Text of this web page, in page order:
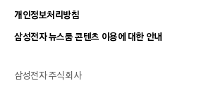
개인정보처리방침
삼성전자 뉴스룸 콘텐츠 이용에 대한 안내
삼성전자 주식회사